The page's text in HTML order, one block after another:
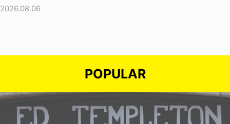
2026.08.06
POPULAR